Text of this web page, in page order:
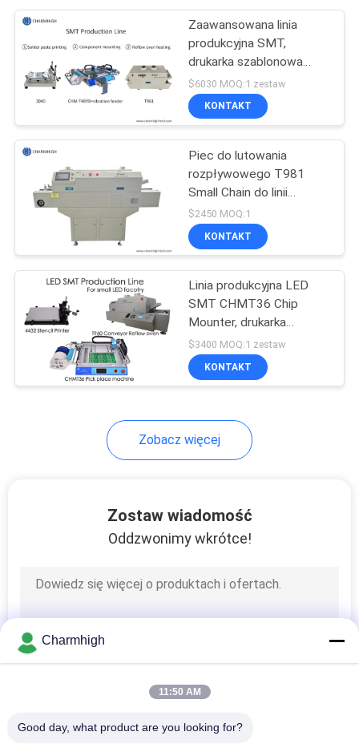
Zaawansowana linia
produkcyjna SMT,
drukarka szablonowa
3040 / maszyna
CHMT48VB Pnp / piec
rozpływowy T961
$6030 MOQ:1 zestaw
KONTAKT
Piec do lutowania
rozpływowego T981
Small Chain do linii
produkcyjnej SMT,
lutowanie BGA,
podczerwień i gorące
$2450 MOQ:1
KONTAKT
Linia produkcyjna LED
SMT CHMT36 Chip
Mounter, drukarka
szablonowa, piec
rozpływowy T960, dla
małej fabryki
$3400 MOQ:1 zestaw
KONTAKT
Zobacz więcej
Zostaw wiadomość
Oddzwonimy wkrótce!
Charmhigh
11:50 AM
Good day, what product are you looking for?